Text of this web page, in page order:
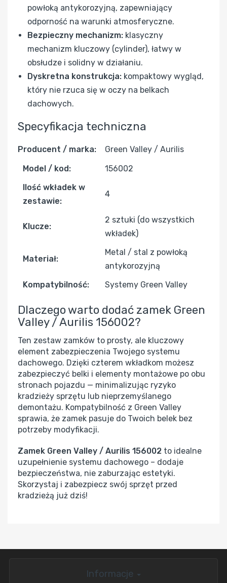
powłoką antykorozyjną, zapewniający
odporność na warunki atmosferyczne.
Bezpieczny mechanizm: klasyczny
mechanizm kluczowy (cylinder), łatwy w
obsłudze i solidny w działaniu.
Dyskretna konstrukcja: kompaktowy wygląd,
który nie rzuca się w oczy na belkach
dachowych.
Specyfikacja techniczna
Producent / marka:
Green Valley / Aurilis
Model / kod:
156002
Ilość wkładek w
zestawie:
4
Klucze:
2 sztuki (do wszystkich
wkładek)
Materiał:
Metal / stal z powłoką
antykorozyjną
Kompatybilność:
Systemy Green Valley
Dlaczego warto dodać zamek Green
Valley / Aurilis 156002?
Ten zestaw zamków to prosty, ale kluczowy
element zabezpieczenia Twojego systemu
dachowego. Dzięki czterem wkładkom możesz
zabezpieczyć belki i elementy montażowe po obu
stronach pojazdu — minimalizując ryzyko
kradzieży sprzętu lub nieprzemyślanego
demontażu. Kompatybilność z Green Valley
sprawia, że zamek pasuje do Twoich belek bez
potrzeby modyfikacji.
Zamek Green Valley / Aurilis 156002 to idealne
uzupełnienie systemu dachowego – dodaje
bezpieczeństwa, nie zaburzając estetyki.
Skorzystaj i zabezpiecz swój sprzęt przed
kradzieżą już dziś!
Informacje